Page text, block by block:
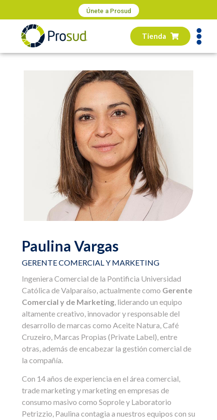
Únete a Prosud
Tienda
Paulina Vargas
GERENTE COMERCIAL Y MARKETING
Ingeniera Comercial de la Pontificia Universidad
Católica de Valparaíso, actualmente como Gerente
Comercial y de Marketing, liderando un equipo
altamente creativo, innovador y responsable del
desarrollo de marcas como Aceite Natura, Café
Cruzeiro, Marcas Propias (Private Label), entre
otras, además de encabezar la gestión comercial de
la compañía.
Con 14 años de experiencia en el área comercial,
trade marketing y marketing en empresas de
consumo masivo como Soprole y Laboratorio
Petrizzio, Paulina contagia a nuestros equipos con su